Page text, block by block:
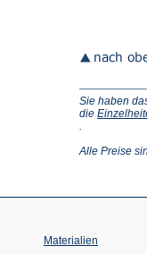
Sie haben
die
einem
.
Alle Preise
Materialien